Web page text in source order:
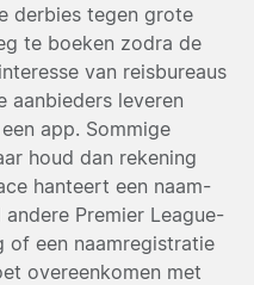
derbies tegen grote
te boeken zodra de
van reisbureaus
aanbieders leveren
app. Sommige
houd dan rekening
hanteert een naam-
Premier League-
of een naamregistratie
overeenkomen met